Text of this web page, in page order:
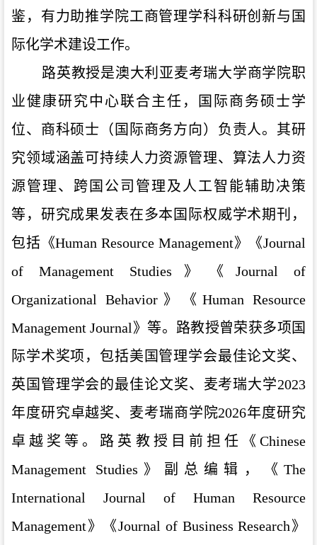
鉴，有力助推学院工商管理学科科研创新与国
际化学术建设工作。
路英教授是澳大利亚麦考瑞大学商学院职
业健康研究中心联合主任，国际商务硕士学
位、商科硕士（国际商务方向）负责人。其研
究领域涵盖可持续人力资源管理、算法人力资
源管理、跨国公司管理及人工智能辅助决策
等，研究成果发表在多本国际权威学术期刊，
包括《Human Resource Management》《Journal
of Management Studies》《Journal of
Organizational Behavior》《Human Resource
Management Journal》等。路教授曾荣获多项国
际学术奖项，包括美国管理学会最佳论文奖、
英国管理学会的最佳论文奖、麦考瑞大学2023
年度研究卓越奖、麦考瑞商学院2026年度研究
卓越奖等。路英教授目前担任《Chinese
Management Studies》副总编辑，《The
International Journal of Human Resource
Management》《Journal of Business Research》